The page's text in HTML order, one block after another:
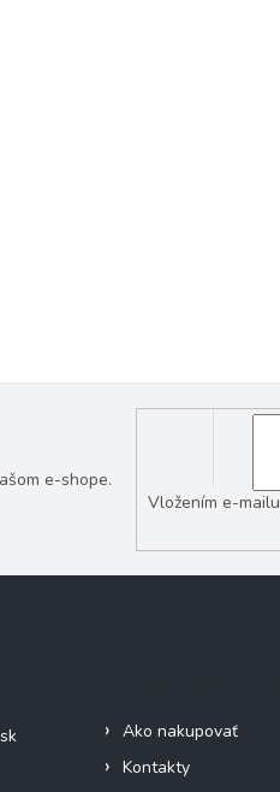
e-shope.
Vložením e-
Ako nakupovať
Kontakty